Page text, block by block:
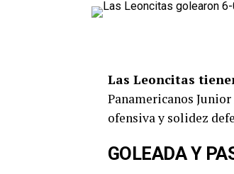
Las Leoncitas
Panamericanos
ofensiva y solidez
GOLEADA Y